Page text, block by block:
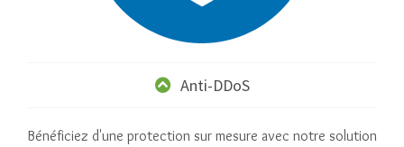
Anti-DDoS
Bénéficiez d'une protection sur mesure avec notre solution